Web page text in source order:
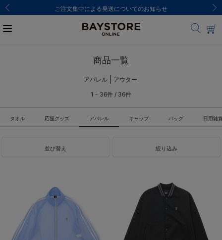
ご注文集中による発送についてのお知らせ
商品一覧
アパレル
アウター
1 - 36件 / 36件
タオル 応援グッズ アパレル キャップ バッグ 日用雑
並び替え 絞り込み